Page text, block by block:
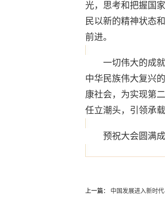
光，思考和把握国
民以新的精神状态
前进。
一切伟大的成就
中华民族伟大复兴
康社会，为实现第
任立潮头，引领承
预祝大会圆满成
上一篇： 中国发展进入新时